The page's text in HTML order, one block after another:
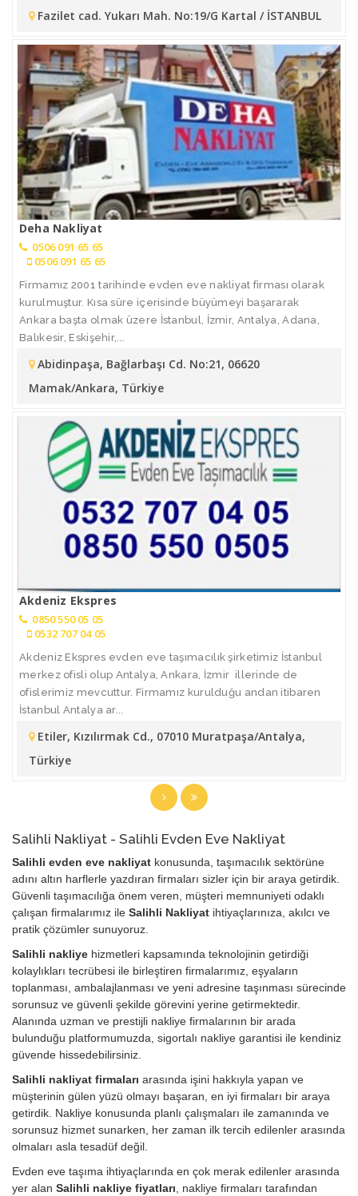
Fazilet cad. Yukarı Mah. No:19/G Kartal / İSTANBUL
Deha Nakliyat
0506 091 65 65
0506 091 65 65
Firmamız 2001 tarihinde evden eve nakliyat firması olarak
kurulmuştur. Kısa süre içerisinde büyümeyi başararak
Ankara başta olmak üzere İstanbul, İzmir, Antalya, Adana,
Balıkesir, Eskişehir,...
Abidinpaşa, Bağlarbaşı Cd. No:21, 06620
Mamak/Ankara, Türkiye
Akdeniz Ekspres
0850 550 05 05
0532 707 04 05
Akdeniz Ekspres evden eve taşımacılık şirketimiz İstanbul
merkez ofisli olup Antalya, Ankara, İzmir illerinde de
ofislerimiz mevcuttur. Firmamız kurulduğu andan itibaren
İstanbul Antalya ar...
Etiler, Kızılırmak Cd., 07010 Muratpaşa/Antalya,
Türkiye
Salihli Nakliyat - Salihli Evden Eve Nakliyat
Salihli evden eve nakliyat konusunda, taşımacılık sektörüne
adını altın harflerle yazdıran firmaları sizler için bir araya getirdik.
Güvenli taşımacılığa önem veren, müşteri memnuniyeti odaklı
çalışan firmalarımız ile Salihli Nakliyat ihtiyaçlarınıza, akılcı ve
pratik çözümler sunuyoruz.
Salihli nakliye hizmetleri kapsamında teknolojinin getirdiği
kolaylıkları tecrübesi ile birleştiren firmalarımız, eşyaların
toplanması, ambalajlanması ve yeni adresine taşınması sürecinde
sorunsuz ve güvenli şekilde görevini yerine getirmektedir.
Alanında uzman ve prestijli nakliye firmalarının bir arada
bulunduğu platformumuzda, sigortalı nakliye garantisi ile kendiniz
güvende hissedebilirsiniz.
Salihli nakliyat firmaları arasında işini hakkıyla yapan ve
müşterinin gülen yüzü olmayı başaran, en iyi firmaları bir araya
getirdik. Nakliye konusunda planlı çalışmaları ile zamanında ve
sorunsuz hizmet sunarken, her zaman ilk tercih edilenler arasında
olmaları asla tesadüf değil.
Evden eve taşıma ihtiyaçlarında en çok merak edilenler arasında
yer alan Salihli nakliye fiyatları , nakliye firmaları tarafından